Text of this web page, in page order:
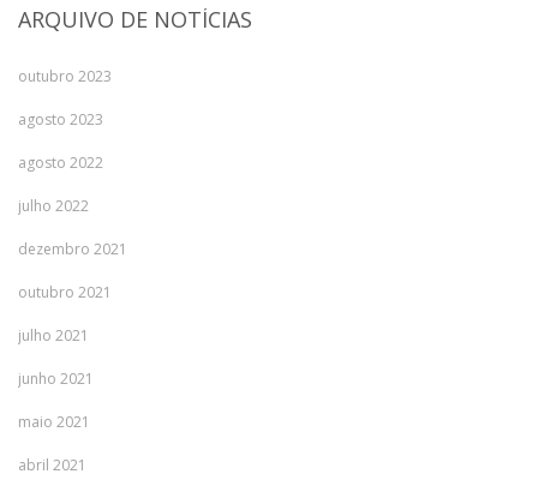
ARQUIVO DE NOTÍCIAS
outubro 2023
agosto 2023
agosto 2022
julho 2022
dezembro 2021
outubro 2021
julho 2021
junho 2021
maio 2021
abril 2021